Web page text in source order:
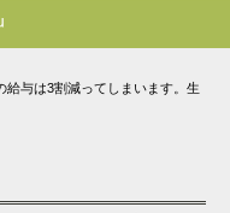
与は3割減ってしまいます。生